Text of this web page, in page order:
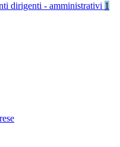
dirigenti - amministrativi 1